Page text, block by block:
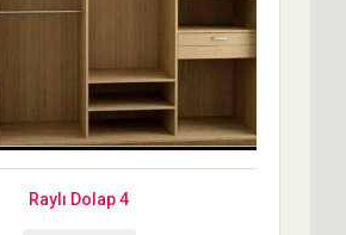
Raylı Dolap 4